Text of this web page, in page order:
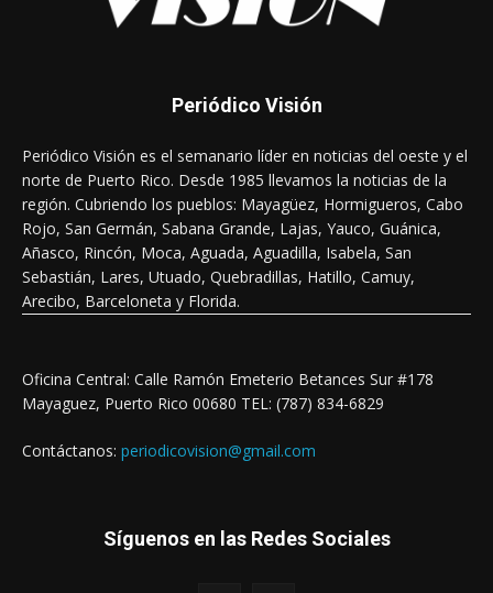
Periódico Visión
Periódico Visión es el semanario líder en noticias del oeste y el
norte de Puerto Rico. Desde 1985 llevamos la noticias de la
región. Cubriendo los pueblos: Mayagüez, Hormigueros, Cabo
Rojo, San Germán, Sabana Grande, Lajas, Yauco, Guánica,
Añasco, Rincón, Moca, Aguada, Aguadilla, Isabela, San
Sebastián, Lares, Utuado, Quebradillas, Hatillo, Camuy,
Arecibo, Barceloneta y Florida.
Oficina Central: Calle Ramón Emeterio Betances Sur #178
Mayaguez, Puerto Rico 00680 TEL: (787) 834-6829
Contáctanos: periodicovision@gmail.com
Síguenos en las Redes Sociales